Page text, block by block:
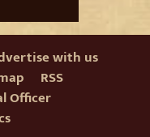
with us
RSS
Officer